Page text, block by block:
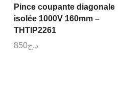
Pince coupante diagonale
isolée 1000V 160mm –
THTIP2261
د.ج850